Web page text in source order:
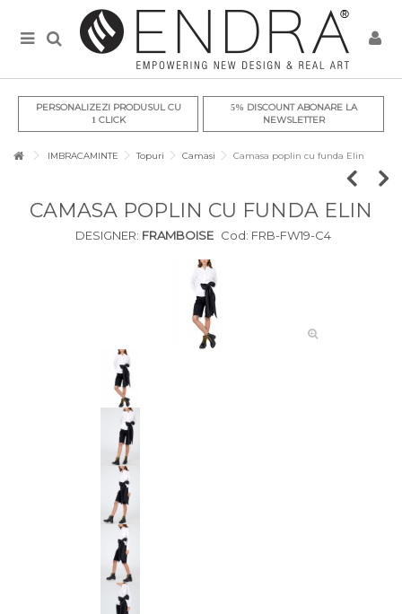
PERSONALIZEZI PRODUSUL CU
1CLICK
5% DISCOUNT ABONARE LA
NEWSLETTER
IMBRACAMINTE Topuri Camasi Camasa poplin cu funda Elin
CAMASA POPLIN CU FUNDA ELIN
DESIGNER: FRAMBOISE Cod: FRB-FW19-C4